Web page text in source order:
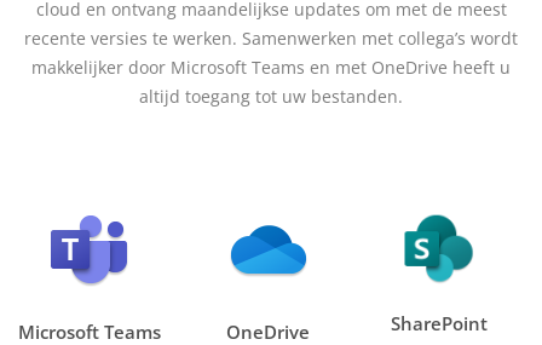
cloud en ontvang maandelijkse updates om met de meest
recente versies te werken. Samenwerken met collega’s wordt
makkelijker door Microsoft Teams en met OneDrive heeft u
altijd toegang tot uw bestanden.
Microsoft Teams OneDrive SharePoint